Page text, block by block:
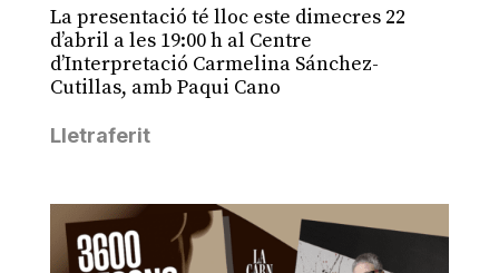
La presentació té lloc este dimecres 22
d’abril a les 19:00 h al Centre
d’Interpretació Carmelina Sánchez-
Cutillas, amb Paqui Cano
Lletraferit